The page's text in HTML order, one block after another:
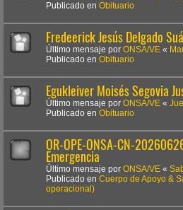
Publicado en Obituario
Fredeerick Jesús Delgado
Último mensaje por ONSA/VE «
Publicado en Obituario
Egukleiver Moisés Segovia
Último mensaje por ONSA/VE «
Publicado en Obituario
OR-OPE-ONSA-CN-
Emergencia
Último mensaje por ONSA/VE «
Publicado en Cuerpo de Apoyo &
operacional)